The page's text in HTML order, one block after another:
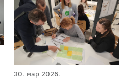
30. мар 2026.